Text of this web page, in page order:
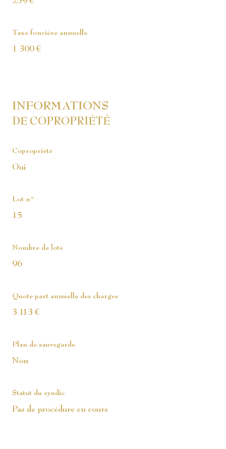
Taxe foncière annuelle
1 300 €
INFORMATIONS
DE COPROPRIÉTÉ
Copropriété
Oui
Lot n°
15
Nombre de lots
96
Quote part annuelle des charges
3 113 €
Plan de sauvegarde
Non
Statut du syndic
Pas de procédure en cours